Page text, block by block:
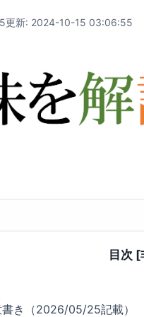
更新: 2024-10-15 03:06:55
目次 [
き（2026/05/25記載）